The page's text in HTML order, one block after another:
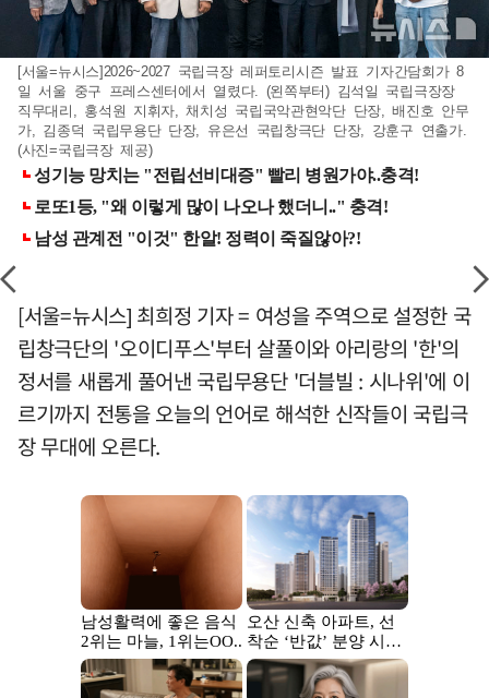
[서울=뉴시스]2026~2027 국립극장 레퍼토리시즌 발표 기자간담회가 8
일 서울 중구 프레스센터에서 열렸다. (왼쪽부터) 김석일 국립극장장
직무대리, 홍석원 지휘자, 채치성 국립국악관현악단 단장, 배진호 안무
가, 김종덕 국립무용단 단장, 유은선 국립창극단 단장, 강훈구 연출가.
(사진=국립극장 제공)
[서울=뉴시스] 최희정 기자 = 여성을 주역으로 설정한 국
립창극단의 '오이디푸스'부터 살풀이와 아리랑의 '한'의
정서를 새롭게 풀어낸 국립무용단 '더블빌 : 시나위'에 이
르기까지 전통을 오늘의 언어로 해석한 신작들이 국립극
장 무대에 오른다.